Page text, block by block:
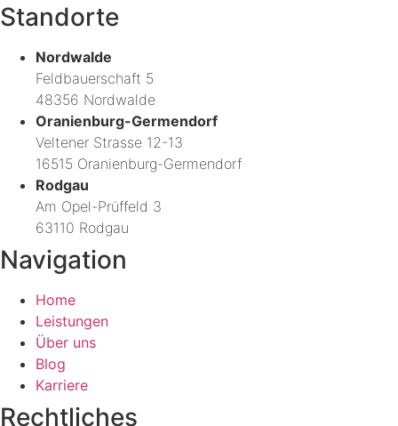
Standorte
Nordwalde
Feldbauerschaft 5
48356 Nordwalde
Oranienburg-Germendorf
Veltener Strasse 12-13
16515 Oranienburg-Germendorf
Rodgau
Am Opel-Prüffeld 3
63110 Rodgau
Navigation
Home
Leistungen
Über uns
Blog
Karriere
Rechtliches